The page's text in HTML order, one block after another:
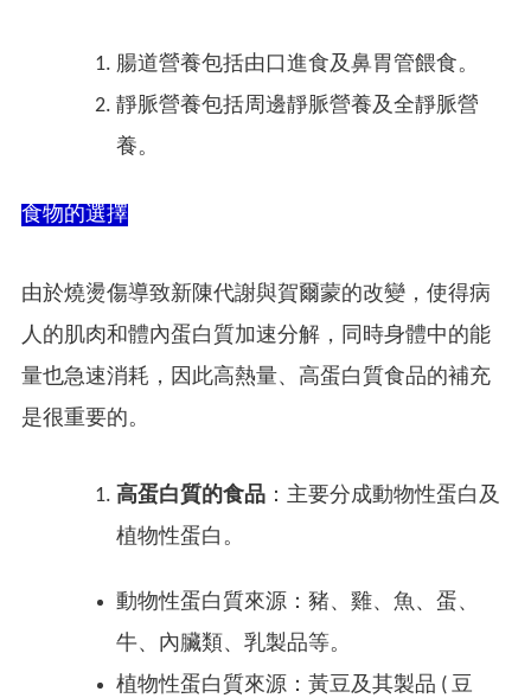
腸道營養包括由口進食及鼻胃管餵食。
靜脈營養包括周邊靜脈營養及全靜脈營
養。
食物的選擇
由於燒燙傷導致新陳代謝與賀爾蒙的改變，使得病
人的肌肉和體內蛋白質加速分解，同時身體中的能
量也急速消耗，因此高熱量、高蛋白質食品的補充
是很重要的。
高蛋白質的食品 ：主要分成動物性蛋白及
植物性蛋白。
動物性蛋白質來源：豬、雞、魚、蛋、
牛、內臟類、乳製品等。
植物性蛋白質來源：黃豆及其製品 ( 豆